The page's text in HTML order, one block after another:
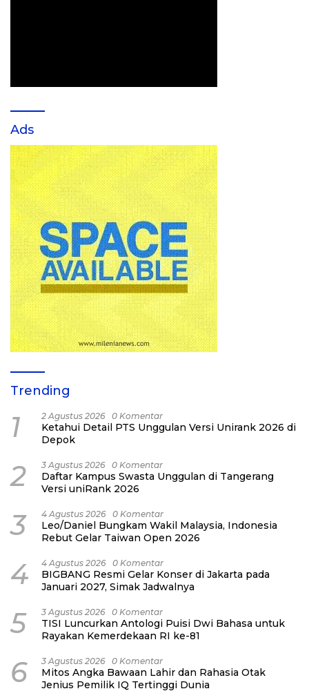
Ads
Trending
1 2 Agustus 2026 0 Komentar
Ketahui Detail PTS Unggulan Versi Unirank 2026 di
Depok
2 3 Agustus 2026 0 Komentar
Daftar Kampus Swasta Unggulan di Tangerang
Versi uniRank 2026
3 4 Agustus 2026 0 Komentar
Leo/Daniel Bungkam Wakil Malaysia, Indonesia
Rebut Gelar Taiwan Open 2026
4 4 Agustus 2026 0 Komentar
BIGBANG Resmi Gelar Konser di Jakarta pada
Januari 2027, Simak Jadwalnya
5 3 Agustus 2026 0 Komentar
TISI Luncurkan Antologi Puisi Dwi Bahasa untuk
Rayakan Kemerdekaan RI ke-81
6 3 Agustus 2026 0 Komentar
Mitos Angka Bawaan Lahir dan Rahasia Otak
Jenius Pemilik IQ Tertinggi Dunia